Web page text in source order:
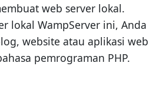
web server lokal.
lokal WampServer ini, Anda
website atau aplikasi web
pemrograman PHP.